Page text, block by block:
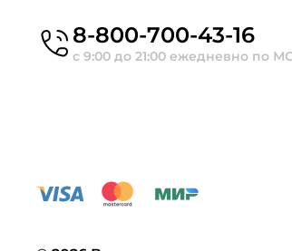
8-800-700-43-16
с 9:00 до 21:00 ежедневно по